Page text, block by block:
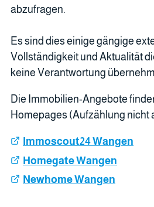
abzufragen.
Es sind dies einige gängige
Vollständigkeit und Aktualität
keine Verantwortung
Die Immobilien-Angebote
Homepages (Aufzählung nicht
Immoscout24 Wangen
Homegate Wangen
Newhome Wangen